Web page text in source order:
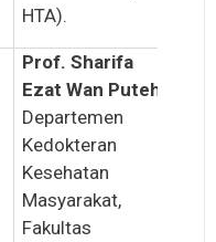
HTA).
Prof. Sharifa
Ezat Wan Puteh
Departemen
Kedokteran
Kesehatan
Masyarakat,
Fakultas